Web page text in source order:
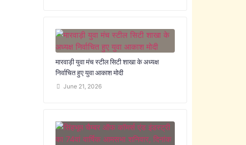
मारवाड़ी युवा मंच स्टील सिटी शाखा के अध्यक्ष
निर्वाचित हुए युवा आकाश मोदी
June 21, 2026